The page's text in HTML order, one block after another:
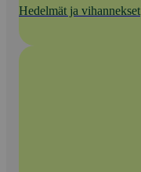
Hedelmät ja vihannekset